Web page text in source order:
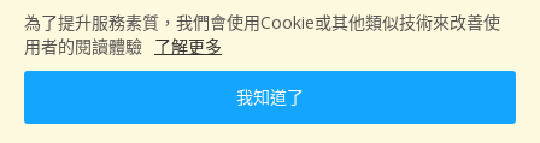
為了提升服務素質，我們會使用Cookie或其他類似技術來改善使
用者的閱讀體驗 了解更多
我知道了